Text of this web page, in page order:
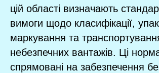
цій області визначають
вимоги щодо класифікації,
маркування та
небезпечних вантажів. Ці
спрямовані на забезпечення